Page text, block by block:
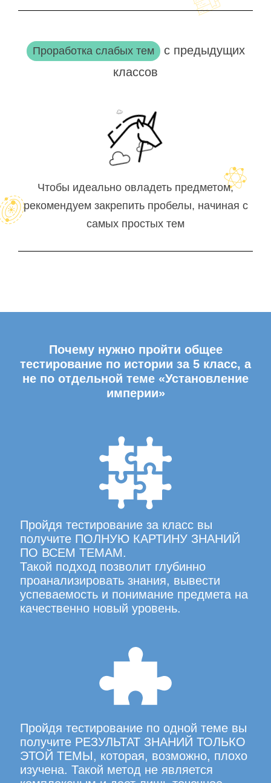
Проработка слабых тем с предыдущих
классов
Чтобы идеально овладеть предметом,
рекомендуем закрепить пробелы, начиная с
самых простых тем
Почему нужно пройти общее
тестирование по истории за 5 класс, а
не по отдельной теме «Установление
империи»
Пройдя тестирование за класс вы
получите ПОЛНУЮ КАРТИНУ ЗНАНИЙ
ПО ВСЕМ ТЕМАМ.
Такой подход позволит глубинно
проанализировать знания, вывести
успеваемость и понимание предмета на
качественно новый уровень.
Пройдя тестирование по одной теме вы
получите РЕЗУЛЬТАТ ЗНАНИЙ ТОЛЬКО
ЭТОЙ ТЕМЫ, которая, возможно, плохо
изучена. Такой метод не является